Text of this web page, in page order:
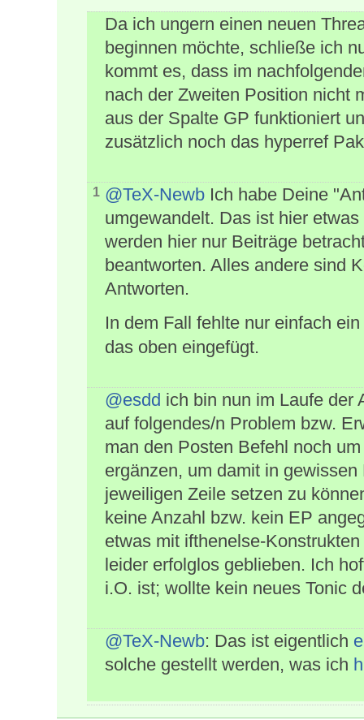
Da ich ungern einen neuen
beginnen möchte, schließe ich
kommt es, dass im
nach der Zweiten Position nicht
aus der Spalte GP funktioniert
zusätzlich noch das hyperref
1 @TeX-Newb Ich habe Deine
umgewandelt. Das ist hier
werden hier nur Beiträge
beantworten. Alles andere sind
Antworten.
In dem Fall fehlte nur einfach ein
das oben eingefügt.
@esdd ich bin nun im Laufe der
auf folgendes/n Problem bzw.
man den Posten Befehl noch
ergänzen, um damit in
jeweiligen Zeile setzen zu
keine Anzahl bzw. kein EP
etwas mit ifthenelse-
leider erfolglos geblieben. Ich
i.O. ist; wollte kein neues Tonic
@TeX-Newb: Das ist eigentlich
solche gestellt werden, was ich